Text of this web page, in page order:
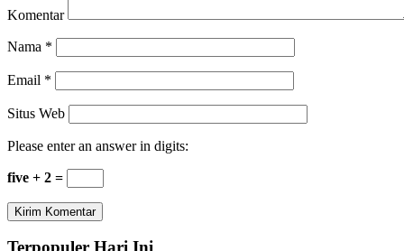
Komentar
Nama *
Email *
Situs Web
Please enter an answer in digits:
five + 2 =
Terpopuler Hari Ini